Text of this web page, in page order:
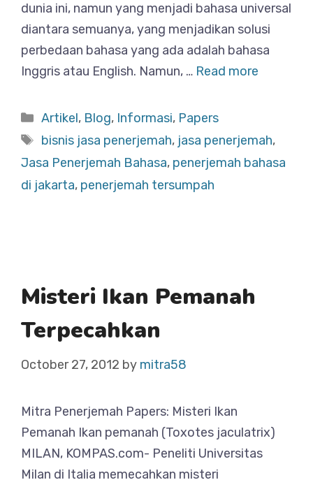
dunia ini, namun yang menjadi bahasa universal
diantara semuanya, yang menjadikan solusi
perbedaan bahasa yang ada adalah bahasa
Inggris atau English. Namun, … Read more
Categories
Artikel, Blog, Informasi, Papers
Tags
bisnis jasa penerjemah, jasa penerjemah,
Jasa Penerjemah Bahasa, penerjemah bahasa
di jakarta, penerjemah tersumpah
Misteri Ikan Pemanah
Terpecahkan
October 27, 2012 by mitra58
Mitra Penerjemah Papers: Misteri Ikan
Pemanah Ikan pemanah (Toxotes jaculatrix)
MILAN, KOMPAS.com- Peneliti Universitas
Milan di Italia memecahkan misteri